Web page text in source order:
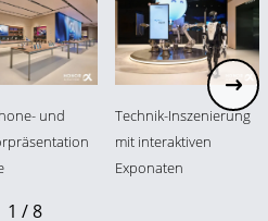
und
Technik-Inszenierung
mit interaktiven
Exponaten
1 / 8